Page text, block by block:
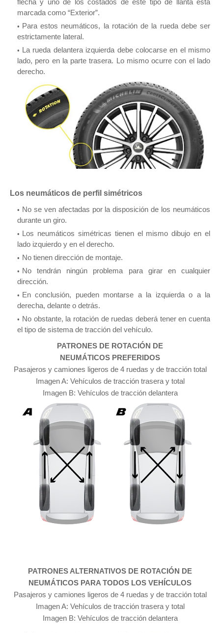
flecha y uno de los costados de este tipo de llanta está
marcada como “Exterior”.
Para estos neumáticos, la rotación de la rueda debe ser
estrictamente lateral.
La rueda delantera izquierda debe colocarse en el mismo
lado, pero en la parte trasera. Lo mismo ocurre con el lado
derecho.
Los neumáticos de perfil simétricos
No se ven afectadas por la disposición de los neumáticos
durante un giro.
Los neumáticos simétricas tienen el mismo dibujo en el
lado izquierdo y en el derecho.
No tienen dirección de montaje.
No tendrán ningún problema para girar en cualquier
dirección.
En conclusión, pueden montarse a la izquierda o a la
derecha, delante o detrás.
No obstante, la rotación de ruedas deberá tener en cuenta
el tipo de sistema de tracción del vehículo.
PATRONES DE ROTACIÓN DE
NEUMÁTICOS PREFERIDOS
Pasajeros y camiones ligeros de 4 ruedas y de tracción total
Imagen A: Vehículos de tracción trasera y total
Imagen B: Vehículos de tracción delantera
PATRONES ALTERNATIVOS DE ROTACIÓN DE
NEUMÁTICOS PARA TODOS LOS VEHÍCULOS
Pasajeros y camiones ligeros de 4 ruedas y de tracción total
Imagen A: Vehículos de tracción trasera y total
Imagen B: Vehículos de tracción delantera